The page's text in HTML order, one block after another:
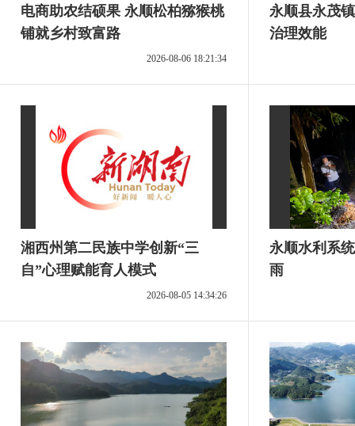
电商助农结硕果 永顺松柏猕猴桃
铺就乡村致富路
2026-08-06 18:21:34
永顺县永茂
治理效能
湘西州第二民族中学创新“三
自”心理赋能育人模式
2026-08-05 14:34:26
永顺水利系
雨